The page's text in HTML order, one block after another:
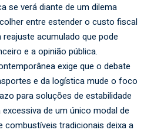
se verá diante de um dilema
entre estender o custo fiscal
acumulado que pode
e a opinião pública.
exige que o debate
e da logística mude o foco
para soluções de estabilidade
de um único modal de
combustíveis tradicionais deixa a